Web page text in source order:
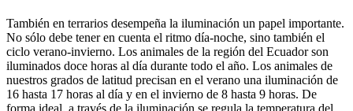
También en terrarios desempeña la iluminación un papel importante.
No sólo debe tener en cuenta el ritmo día-noche, sino también el
ciclo verano-invierno. Los animales de la región del Ecuador son
iluminados doce horas al día durante todo el año. Los animales de
nuestros grados de latitud precisan en el verano una iluminación de
16 hasta 17 horas al día y en el invierno de 8 hasta 9 horas. De
forma ideal, a través de la iluminación se regula la temperatura del